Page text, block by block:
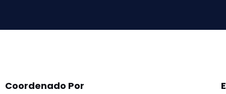
Coordenado Por